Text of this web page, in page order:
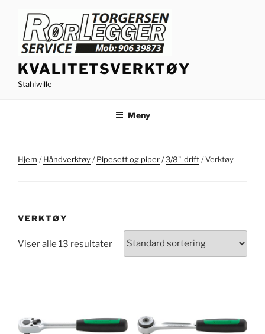
innhold
KVALITETSVERKTØY
Stahlwille
Meny
Hjem /Håndverktøy/Pipesett og piper/3/8"-drift/ Verktøy
VERKTØY
Viser alle 13 resultater